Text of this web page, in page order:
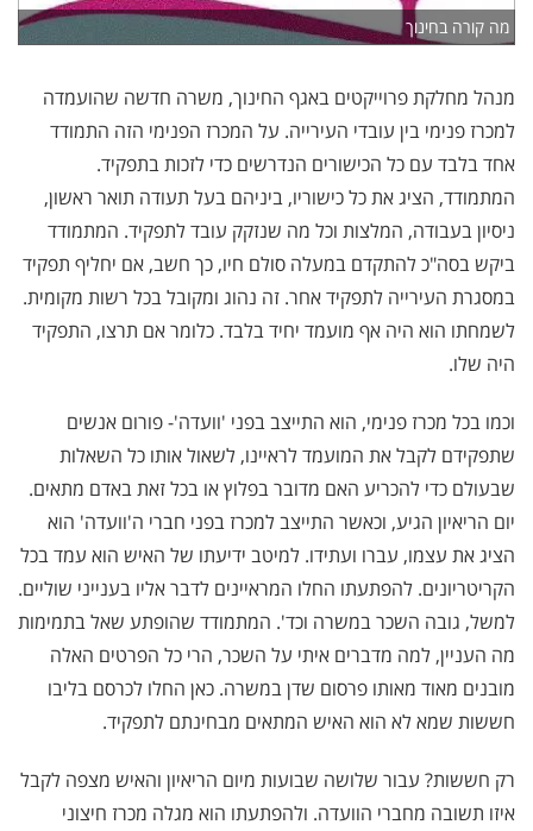
מה קורה בחינוך
מנהל מחלקת פרוייקטים באגף החינוך, משרה חדשה שהועמדה
למכרז פנימי בין עובדי העירייה. על המכרז הפנימי הזה התמודד
אחד בלבד עם כל הכישורים הנדרשים כדי לזכות בתפקיד.
המתמודד, הציג את כל כישוריו, ביניהם בעל תעודה תואר ראשון,
ניסיון בעבודה, המלצות וכל מה שנזקק עובד לתפקיד. המתמודד
ביקש בסה"כ להתקדם במעלה סולם חיו, כך חשב, אם יחליף תפקיד
במסגרת העירייה לתפקיד אחר. זה נהוג ומקובל בכל רשות מקומית.
לשמחתו הוא היה אף מועמד יחיד בלבד. כלומר אם תרצו, התפקיד
היה שלו.
וכמו בכל מכרז פנימי, הוא התייצב בפני 'וועדה'- פורום אנשים
שתפקידם לקבל את המועמד לראיינו, לשאול אותו כל השאלות
שבעולם כדי להכריע האם מדובר בפלוץ או בכל זאת באדם מתאים.
יום הריאיון הגיע, וכאשר התייצב למכרז בפני חברי ה'וועדה' הוא
הציג את עצמו, עברו ועתידו. למיטב ידיעתו של האיש הוא עמד בכל
הקריטריונים. להפתעתו החלו המראיינים לדבר אליו בענייני שוליים.
למשל, גובה השכר במשרה וכד'. המתמודד שהופתע שאל בתמימות
מה העניין, למה מדברים איתי על השכר, הרי כל הפרטים האלה
מובנים מאוד מאותו פרסום שדן במשרה. כאן החלו לכרסם בליבו
חששות שמא לא הוא האיש המתאים מבחינתם לתפקיד.
רק חששות? עבור שלושה שבועות מיום הריאיון והאיש מצפה לקבל
איזו תשובה מחברי הוועדה. ולהפתעתו הוא מגלה מכרז חיצוני